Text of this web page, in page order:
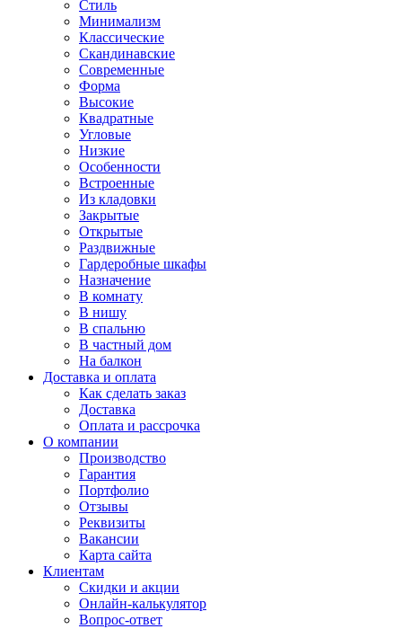
Стиль
Минимализм
Классические
Скандинавские
Современные
Форма
Высокие
Квадратные
Угловые
Низкие
Особенности
Встроенные
Из кладовки
Закрытые
Открытые
Раздвижные
Гардеробные шкафы
Назначение
В комнату
В нишу
В спальню
В частный дом
На балкон
Доставка и оплата
Как сделать заказ
Доставка
Оплата и рассрочка
О компании
Производство
Гарантия
Портфолио
Отзывы
Реквизиты
Вакансии
Карта сайта
Клиентам
Скидки и акции
Онлайн-калькулятор
Вопрос-ответ